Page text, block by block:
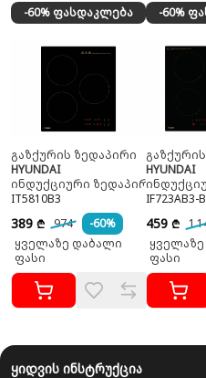
-60% ფასდაკლება
გაზქურის ზედაპირი
HYUNDAI
ინდუქციური ზედაპირი
IT5810B3
389 ₾ 974
-60%
ყველაზე დაბალი
ფასი
-60%
HYUNDAI
IF723AB3-
459 ₾ 1
ფასი
ყიდვის ინსტრუქცია